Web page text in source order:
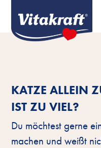
KATZE ALLEIN
IST ZU VIEL?
Du möchtest gerne
machen und weißt